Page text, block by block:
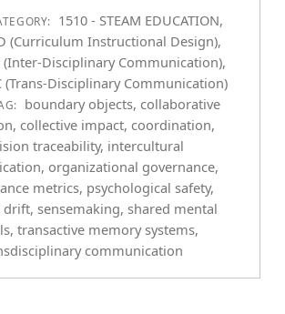
1510 - STEAM EDUCATION,
(Curriculum Instructional Design),
(Inter-Disciplinary Communication),
(Trans-Disciplinary Communication)
boundary objects, collaborative
, collective impact, coordination,
traceability, intercultural
, organizational governance,
metrics, psychological safety,
drift, sensemaking, shared mental
, transactive memory systems,
communication